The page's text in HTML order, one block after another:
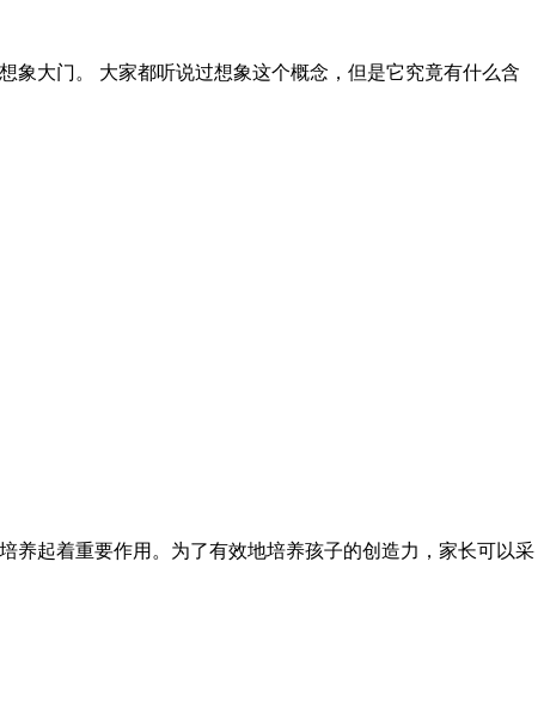
象大门。 大家都听说过想象这个概念，但是它究竟有什么含
养起着重要作用。为了有效地培养孩子的创造力，家长可以采